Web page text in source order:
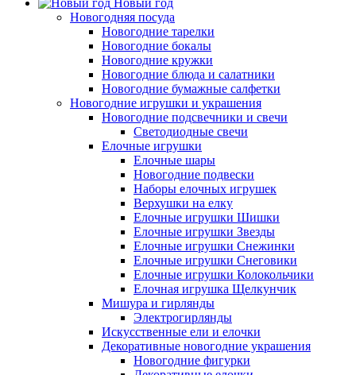
Новый год
Новогодняя посуда
Новогодние тарелки
Новогодние бокалы
Новогодние кружки
Новогодние блюда и салатники
Новогодние бумажные салфетки
Новогодние игрушки и украшения
Новогодние подсвечники и свечи
Светодиодные свечи
Елочные игрушки
Елочные шары
Новогодние подвески
Наборы елочных игрушек
Верхушки на елку
Елочные игрушки Шишки
Елочные игрушки Звезды
Елочные игрушки Снежинки
Елочные игрушки Снеговики
Елочные игрушки Колокольчики
Елочная игрушка Щелкунчик
Мишура и гирлянды
Электрогирлянды
Искусственные ели и елочки
Декоративные новогодние украшения
Новогодние фигурки